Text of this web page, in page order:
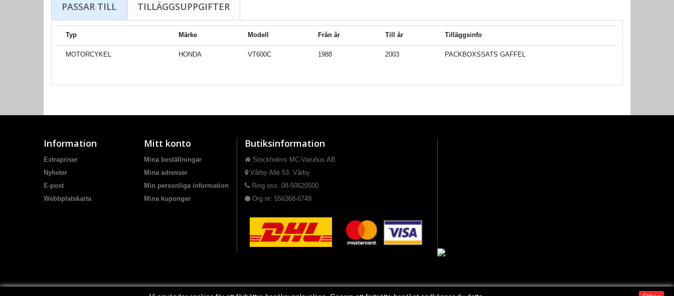
PASSAR TILL TILLÄGGSUPPGIFTER
Typ Märke Modell Från år Till år Tilläggsinfo
MOTORCYKEL HONDA VT600C 1988 2003 PACKBOXSSATS GAFFEL
Information
Extrapriser
Nyheter
E-post
Webbplatskarta
Mitt konto
Mina beställningar
Mina adresser
Min personliga information
Mina kuponger
Butiksinformation
Stockholms MC-Varuhus AB
Vårby Allé 53, Vårby
Ring oss: 08-50620500
Org nr: 556368-6749